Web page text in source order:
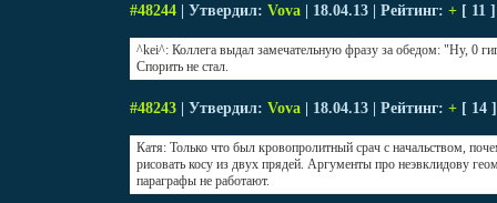
#48244 | Утвердил: Vova | 18.04.13 | Рейтинг: + [ 11
^kei^: Коллега выдал замечательную фразу за обедом: "Ну, 0
Спорить не стал.
#48243 | Утвердил: Vova | 18.04.13 | Рейтинг: + [ 14
Катя: Только что был кровопролитный срач с начальством,
рисовать косу из двух прядей. Аргументы про неэвклидову
параграфы не работают.